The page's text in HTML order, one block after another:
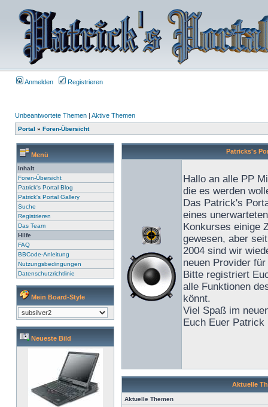
Anmelden Registrieren
Unbeantwortete Themen | Aktive Themen
Portal » Foren-Übersicht
Menü
Inhalt
Foren-Übersicht
Patrick's Portal Blog
Patrick's Portal Gallery
Suche
Registrieren
Das Team
Hilfe
FAQ
BBCode-Anleitung
Nutzungsbedingungen
Datenschutzrichtlinie
Mein Board-Style
Neueste Bild
Patricks's
Hallo an alle PP
die es werden
Das Patrick's
eines
Konkurses einige
gewesen, aber
2004 sind wir
neuen Provider
Bitte registriert
alle Funktionen
könnt.
Viel Spaß im
Euch Euer Patrick
Aktuelle
Aktuelle Themen